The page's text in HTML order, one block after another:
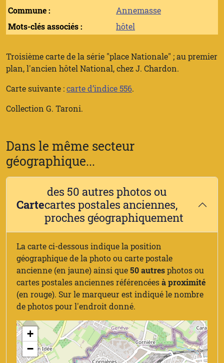
Commune :
Annemasse
Mots-clés associés :
hôtel
Troisième carte de la série "place Nationale" ; au premier
plan, l'ancien hôtel National, chez J. Chardon.
Carte suivante :carte d’indice 556.
Collection G. Taroni.
Dans le même secteur
géographique...
Carte
des 50 autres photos ou
cartes postales anciennes,
proches géographiquement
La carte ci-dessous indique la position
géographique de la photo ou carte postale
ancienne (en jaune) ainsi que50 autresphotos ou
cartes postales anciennes référencéesà proximité
(en rouge). Sur le marqueur est indiqué le nombre
de photos pour l'endroit donné.
+
−